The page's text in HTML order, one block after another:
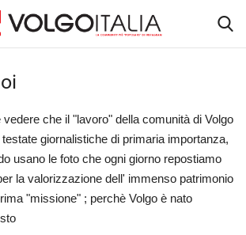
che il "lavoro" della comunità di Volgo
giornalistiche di primaria importanza,
usano le foto che ogni giorno repostiamo
la valorizzazione dell' immenso patrimonio
"missione" ; perchè Volgo è nato